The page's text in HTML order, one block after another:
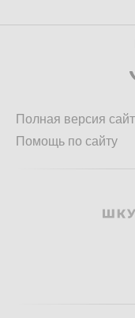
Полная версия
Помощь по сайту